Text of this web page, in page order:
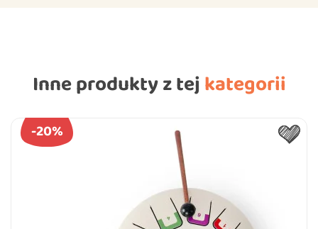
Inne produkty z tej kategorii
-20%